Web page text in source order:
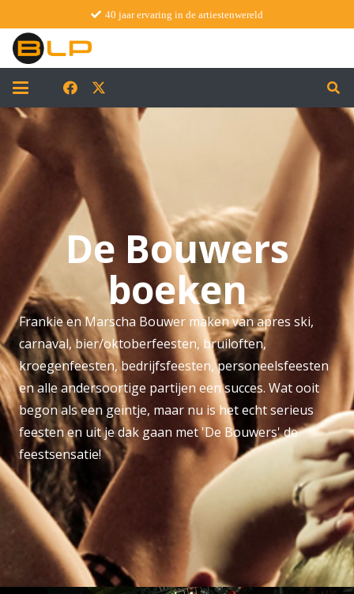
40 jaar ervaring in de artiestenwereld
De Bouwers
boeken
Frankie en Marscha Bouwer maken van apres ski,
carnaval, bier/oktoberfeesten, bruiloften,
kroegenfeesten, bedrijfsfeesten, personeelsfeesten
en alle andersoortige partijen een succes. Wat ooit
begon als een geintje, maar nu is het echt serieus
feesten en uit je dak gaan met 'De Bouwers' de
feestsensatie!